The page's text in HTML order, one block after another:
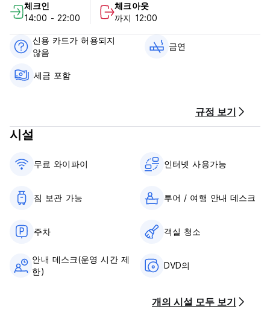
에 미리 알려주셔야 합니다.
3. 체크인 시 현금으로만 전액 선결제가 가능합니다.
4. 체크인 시 키 카드 및 수건 보증금 THB200이 부과되며, 체크
아웃 시 반환됩니다.
5. 취소 정책: 도착일 최소 1일 전 사전 통보가 필요합니다.
6. 전 구역에서 흡연이 금지됩니다.
7. 사물함은 로비에 있으나 개인 자물쇠를 이용해 이용하시기 바
체크인
14:00 - 22:00
체크아웃
까지 12:00
신용 카드가 허용되지
않음
금연
세금 포함
규정 보기
시설
무료 와이파이 인터넷 사용가능
짐 보관 가능 투어 / 여행 안내 데스크
주차 객실 청소
안내 데스크(운영 시간 제
한)
DVD의
개의 시설 모두 보기